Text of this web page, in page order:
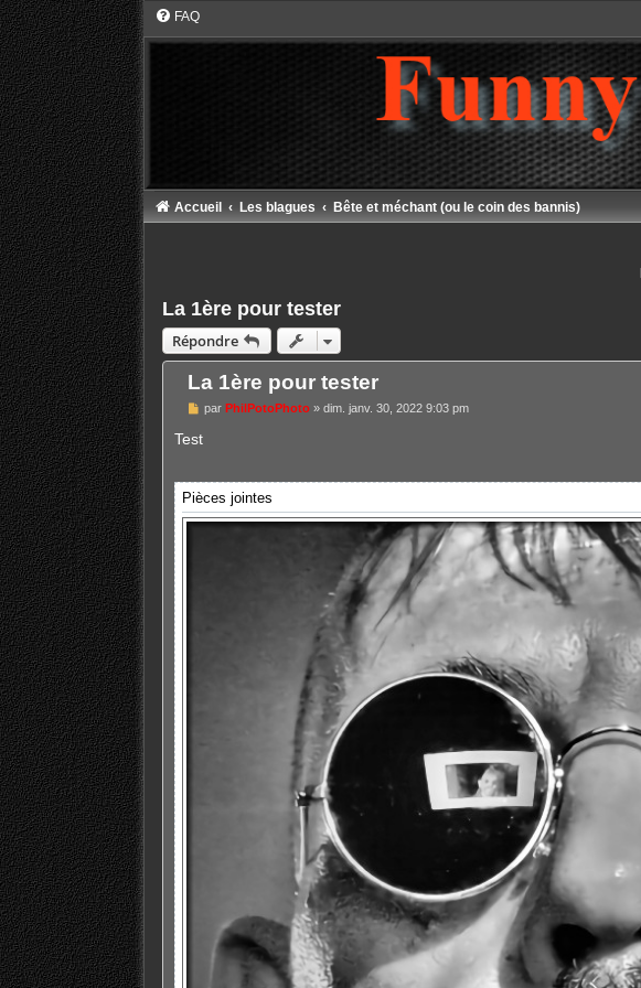
FAQ
Accueil Les blagues Bête et méchant (ou le coin des bannis)
La 1ère pour tester
Répondre
La 1ère pour tester
M
s
e
parPhilPotoPhoto »dim. janv. 30, 2022 9:03 pm
Test
Pièces jointes